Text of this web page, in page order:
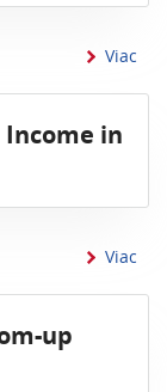
Viac
Income in
Viac
up